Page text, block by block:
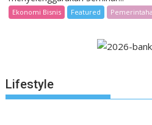
Ekonomi Bisnis Featured
Lifestyle